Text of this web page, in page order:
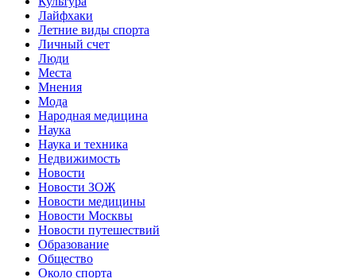
Лайфхаки
Летние виды спорта
Личный счет
Люди
Места
Мнения
Мода
Народная медицина
Наука
Наука и техника
Недвижимость
Новости
Новости ЗОЖ
Новости медицины
Новости Москвы
Новости путешествий
Образование
Общество
Около спорта